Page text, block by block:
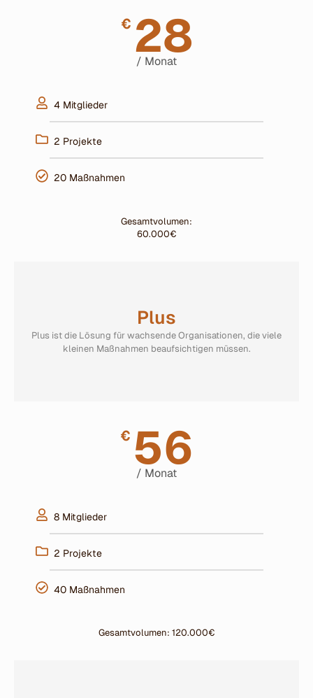
€ 28
/ Monat
4 Mitglieder
2 Projekte
20 Maßnahmen
Gesamtvolumen:
60.000€
Plus
Plus ist die Lösung für wachsende Organisationen, die viele
kleinen Maßnahmen beaufsichtigen müssen.
€ 56
/ Monat
8 Mitglieder
2 Projekte
40 Maßnahmen
Gesamtvolumen: 120.000€